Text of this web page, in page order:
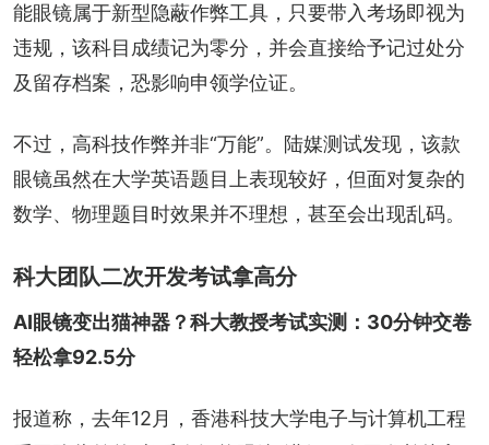
能眼镜属于新型隐蔽作弊工具，只要带入考场即视为
违规，该科目成绩记为零分，并会直接给予记过处分
及留存档案，恐影响申领学位证。
不过，高科技作弊并非“万能”。陆媒测试发现，该款
眼镜虽然在大学英语题目上表现较好，但面对复杂的
数学、物理题目时效果并不理想，甚至会出现乱码。
科大团队二次开发考试拿高分
AI眼镜变出猫神器？科大教授考试实测：30分钟交卷
轻松拿92.5分
报道称，去年12月，香港科技大学电子与计算机工程